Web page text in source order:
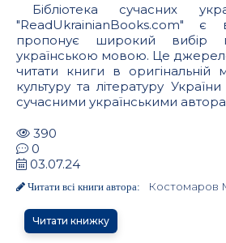
Бібліотека сучасних
"ReadUkrainianBooks.com" є
пропонує широкий вибір
українською мовою. Це
читати книги в оригінальній
культуру та літературу
сучасними українськими
390
0
03.07.24
Читати всі книги автора: Костомаров
Читати книжку